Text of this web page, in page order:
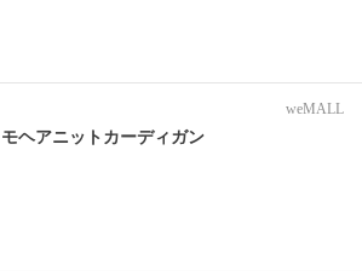
weMALL
モヘアニットカーディガン